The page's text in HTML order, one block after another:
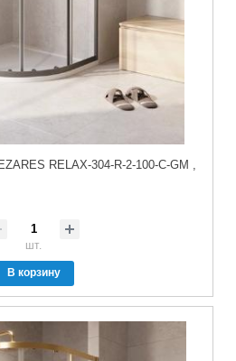
RELAX-304-R-2-100-C-GM ,
шт.
В корзину